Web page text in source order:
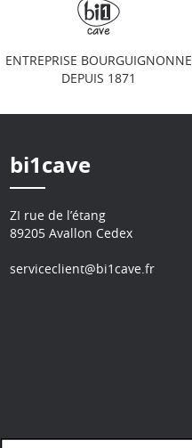
ENTREPRISE BOURGUIGNONNE
DEPUIS 1871
bi1cave
ZI rue de l’étang
89205 Avallon Cedex
serviceclient@bi1cave.fr